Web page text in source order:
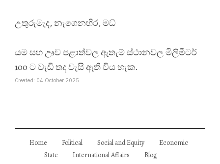
උතුරුමැද, නැගෙනහිර, මධ්
යම සහ ඌව පළාත්වල ඇතැම් ස්ථානවල මිලිමීටර්
100 ට වැඩි තද වැසි ඇති විය හැක.
Created: 04 October 2025
Home Political Social and Equity
Economic
State
International Affairs Blog